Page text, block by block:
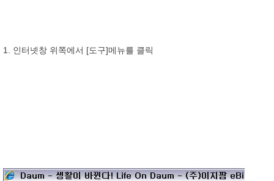
1. 인터넷창 위쪽에서 [도구]메뉴를 클릭